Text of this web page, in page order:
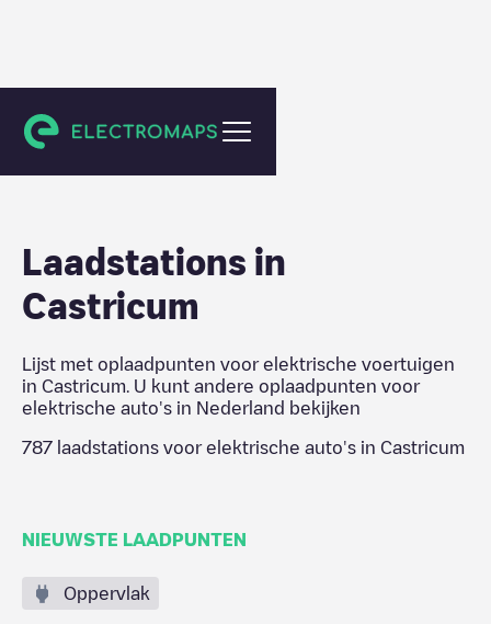
Nederland
Laadstations in
Castricum
Lijst met oplaadpunten voor elektrische voertuigen
in Castricum . U kunt andere oplaadpunten voor
elektrische auto's in Nederland bekijken
787 laadstations voor elektrische auto's in Castricum
NIEUWSTE LAADPUNTEN
Oppervlak